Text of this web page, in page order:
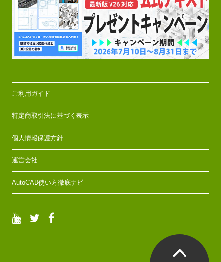
ご利用ガイド
特定商取引法に基づく表示
個人情報保護方針
運営会社
AutoCAD使い方徹底ナビ